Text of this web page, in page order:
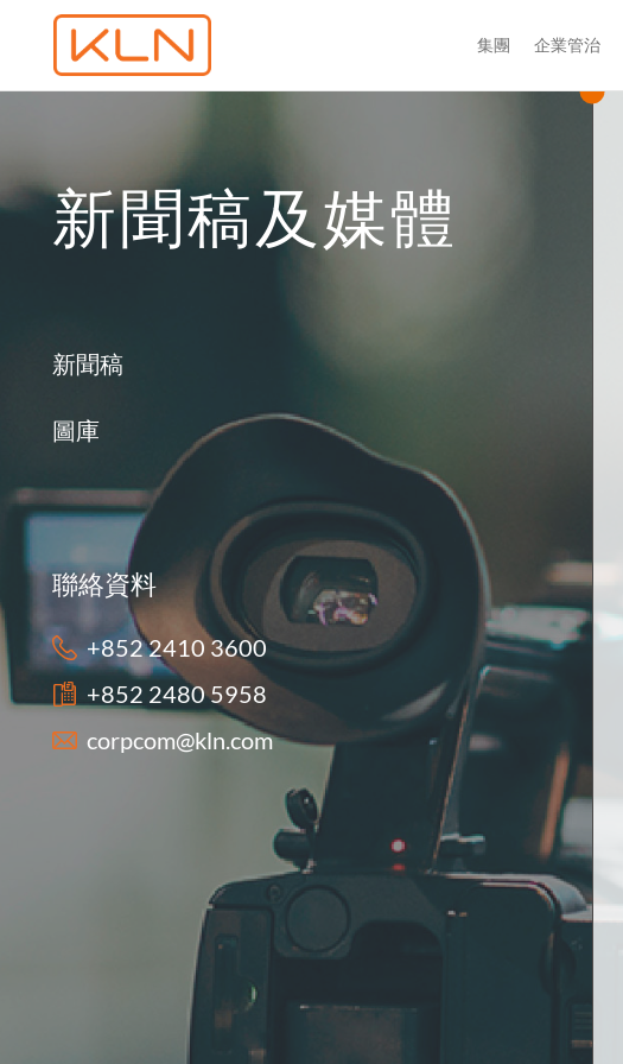
集團 企業管治
新聞稿及媒體
新聞稿
圖庫
聯絡資料
+852 2410 3600
+852 2480 5958
corpcom@kln.com